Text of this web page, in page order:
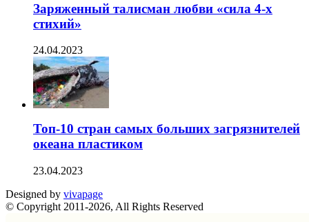
Заряженный талисман любви «сила 4-х
стихий»
24.04.2023
Топ-10 стран самых больших загрязнителей
океана пластиком
23.04.2023
Designed by vivapage
© Copyright 2011-2026, All Rights Reserved